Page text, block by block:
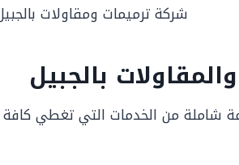
شركة ترميمات ومقاولات
بالجبيل
شاملة من الخدمات التي تغطي